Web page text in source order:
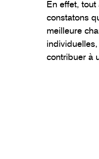
En effet, tout
constatons
meilleure
contribuer à